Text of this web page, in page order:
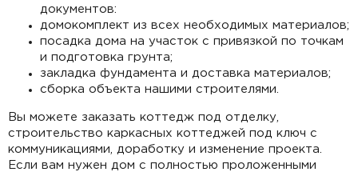
документов:
домокомплект из всех необходимых материалов;
посадка дома на участок с привязкой по точкам
и подготовка грунта;
закладка фундамента и доставка материалов;
сборка объекта нашими строителями.
Вы можете заказать коттедж под отделку,
строительство каркасных коттеджей под ключ с
коммуникациями, доработку и изменение проекта.
Если вам нужен дом с полностью проложенными